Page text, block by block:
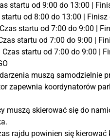
startu od 9:00 do 13:00 |
startu od 8:00 do 13:00 | Finisz
startu od 7:00 do 9:00 |
startu od 7:00 do 9:00 |
Czas startu od 7:00 do 9:00 |
muszą samodzielnie
zapewnia koordynatorów
muszą skierować się do
rajdu powinien się kierować